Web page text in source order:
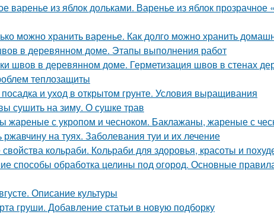
варенье из яблок дольками. Варенье из яблок
можно хранить варенье. Как долго можно хранить
в деревянном доме. Этапы выполнения работ
швов в деревянном доме. Герметизация швов в стенах
теплозащиты
и уход в открытом грунте. Условия выращивания
сушить на зиму. О сушке трав
жареные с укропом и чесноком. Баклажаны, жареные с
ржавчину на туях. Заболевания туи и их лечение
кольраби. Кольраби для здоровья, красоты и
способы обработка целины под огород. Основные
Описание культуры
груши. Добавление статьи в новую подборку